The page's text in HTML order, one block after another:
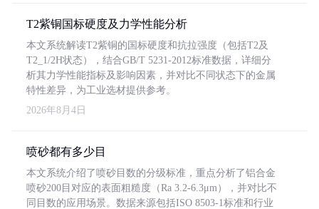
T2紫铜国标硬度及力学性能分析
本文系统解读T2紫铜的国标硬度和抗拉强度（包括T2及
T2_1/2H状态），结合GB/T 5231-2012标准数据，详细分
析其力学性能指标及影响因素，并对比不同状态下的金属
特性差异，为工业选材提供参考。
2026年8月4日
喷砂都有多少目
本文系统介绍了喷砂目数的分级标准，重点分析了铝合金
喷砂200目对应的表面粗糙度（Ra 3.2-6.3μm），并对比不
同目数的应用场景。数据来源包括ISO 8503-1标准和行业